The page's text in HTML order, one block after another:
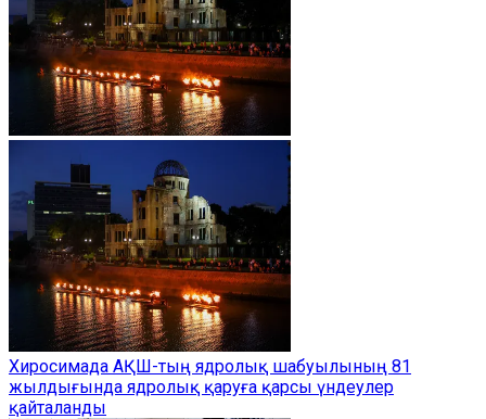
Хиросимада АҚШ-тың ядролық шабуылының 81
жылдығында ядролық қаруға қарсы үндеулер
қайталанды